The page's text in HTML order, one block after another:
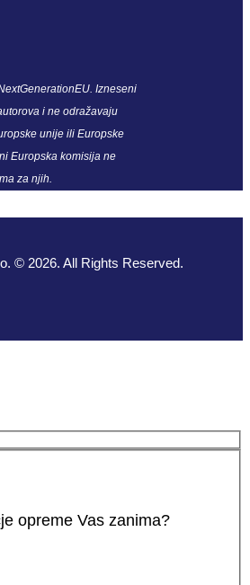
Izneseni
i ne odražavaju
unije ili Europske
Europska komisija ne
za njih.
© 2026. All Rights Reserved.
opreme Vas zanima?